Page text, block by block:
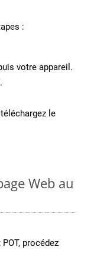
:
votre appareil.
.
le
Web au
procédez